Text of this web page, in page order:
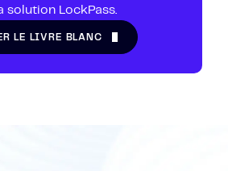
solution LockPass.
LE LIVRE BLANC